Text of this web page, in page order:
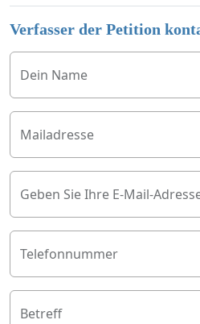
Verfasser der Petition
Dein Name
Mailadresse
Geben Sie Ihre E-Mail-
Telefonnummer
Betreff